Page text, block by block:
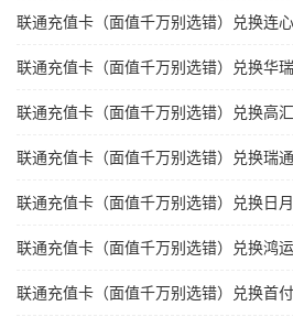
联通充值卡（面值千万别选错）兑换连
联通充值卡（面值千万别选错）兑换华
联通充值卡（面值千万别选错）兑换高
联通充值卡（面值千万别选错）兑换瑞
联通充值卡（面值千万别选错）兑换日
联通充值卡（面值千万别选错）兑换鸿
联通充值卡（面值千万别选错）兑换首